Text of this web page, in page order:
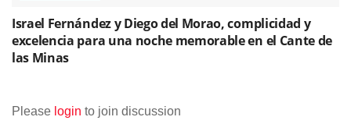
Israel Fernández y Diego del Morao, complicidad y
excelencia para una noche memorable en el Cante de
las Minas
Please login to join discussion